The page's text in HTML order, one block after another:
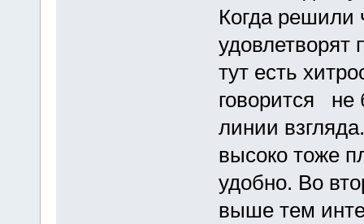
Когда решили
удовлетворят
тут есть
говорится не
линии
высоко тоже
удобно. Во
выше тем